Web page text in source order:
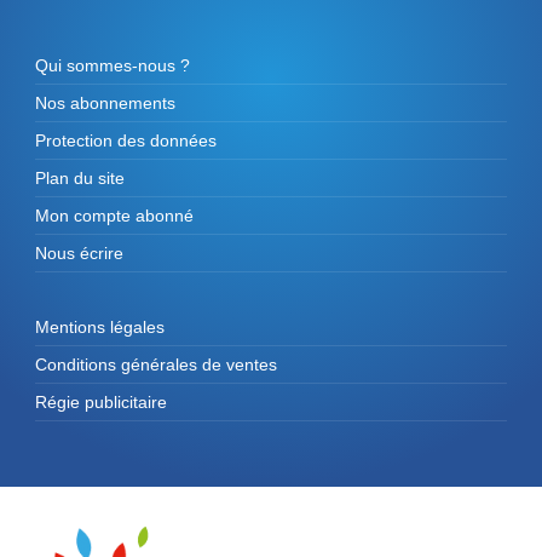
Qui sommes-nous ?
Nos abonnements
Protection des données
Plan du site
Mon compte abonné
Nous écrire
Mentions légales
Conditions générales de ventes
Régie publicitaire